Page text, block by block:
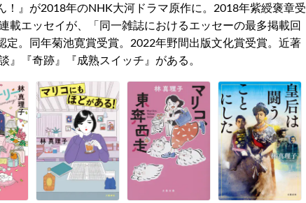
！』が2018年のNHK大河ドラマ原作に。2018年紫綬褒章受
載エッセイが、「同一雑誌におけるエッセーの最多掲載回
定。同年菊池寛賞受賞。2022年野間出版文化賞受賞。近著
』『奇跡』『成熟スイッチ』がある。